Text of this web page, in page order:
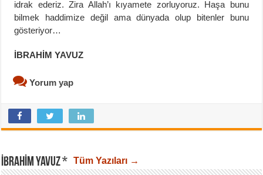
idrak ederiz. Zira Allah’ı kıyamete zorluyoruz. Haşa bunu
bilmek haddimize değil ama dünyada olup bitenler bunu
gösteriyor…
İBRAHİM YAVUZ
Yorum yap
İBRAHIM YAVUZ * Tüm Yazıları →